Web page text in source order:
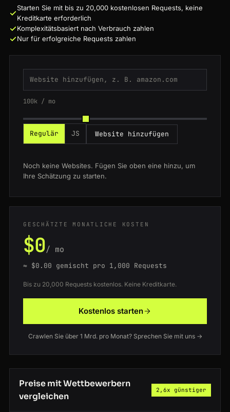
Starten Sie mit bis zu 20,000 kostenlosen Requests, keine
Kreditkarte erforderlich
Komplexitätsbasiert nach Verbrauch zahlen
Nur für erfolgreiche Requests zahlen
100k / mo
Regulär JS Website hinzufügen
Noch keine Websites. Fügen Sie oben eine hinzu, um
Ihre Schätzung zu starten.
GESCHÄTZTE MONATLICHE KOSTEN
$0/ mo
≈ $0.00 gemischt pro 1,000 Requests
Bis zu 20,000 Requests kostenlos. Keine Kreditkarte.
Kostenlos starten
Crawlen Sie über 1 Mrd. pro Monat? Sprechen Sie mit uns →
Preise mit Wettbewerbern
vergleichen
2,6x günstiger